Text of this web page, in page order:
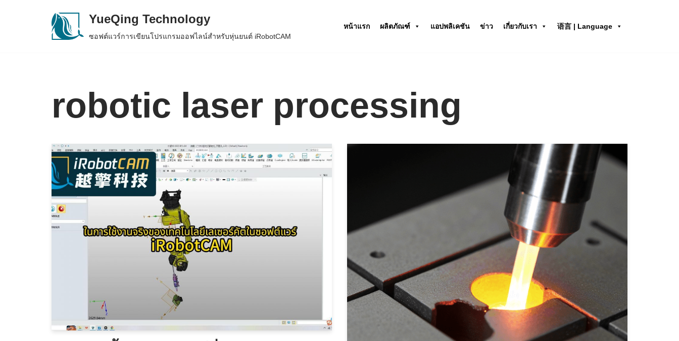
YueQing Technology
ซอฟต์แวร์การเขียนโปรแกรมออฟไลน์สำหรับหุ่นยนต์ iRobotCAM
หน้าแรก ผลิตภัณฑ์ แอปพลิเคชัน ข่าว เกี่ยวกับเรา 语言 | Language
robotic laser processing